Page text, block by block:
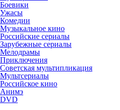
Боевики
Ужасы
Комедии
Музыкальное кино
Российские сериалы
Зарубежные сериалы
Мелодрамы
Приключения
Советская мультипликация
Мультсериалы
Российское кино
Анимэ
DVD